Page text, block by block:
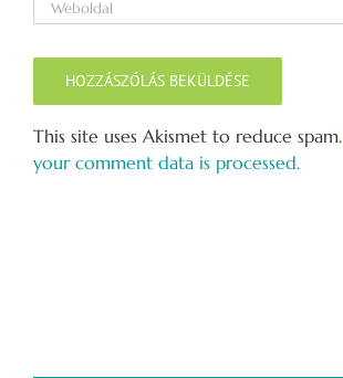
This site uses Akismet to reduce spam.
your comment data is processed.